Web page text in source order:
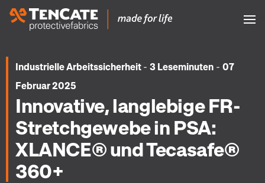
Industrielle Arbeitssicherheit - 3 Leseminuten - 07
Februar 2025
Innovative, langlebige FR-
Stretchgewebe in PSA:
XLANCE® und Tecasafe®
360+